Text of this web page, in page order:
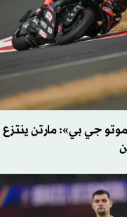
جي بي»: مارتن ينتزع